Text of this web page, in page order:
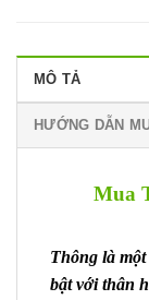
MÔ TẢ
HƯỚNG DẪN
Mua
Thông là
bật với thân